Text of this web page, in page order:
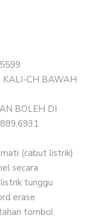
KALI-CH BAWAH
BOLEH DI
(cabut listrik)
secara
tunggu
erase
tombol